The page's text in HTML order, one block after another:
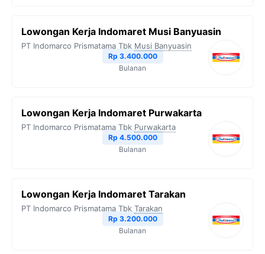
Lowongan Kerja Indomaret Musi Banyuasin
PT Indomarco Prismatama Tbk Musi Banyuasin
Rp 3.400.000
Bulanan
Lowongan Kerja Indomaret Purwakarta
PT Indomarco Prismatama Tbk Purwakarta
Rp 4.500.000
Bulanan
Lowongan Kerja Indomaret Tarakan
PT Indomarco Prismatama Tbk Tarakan
Rp 3.200.000
Bulanan